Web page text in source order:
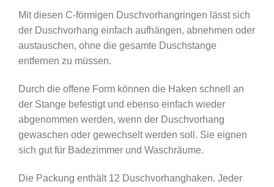
Mit diesen C-förmigen Duschvorhangringen lässt sich
der Duschvorhang einfach aufhängen, abnehmen oder
austauschen, ohne die gesamte Duschstange
entfernen zu müssen.
Durch die offene Form können die Haken schnell an
der Stange befestigt und ebenso einfach wieder
abgenommen werden, wenn der Duschvorhang
gewaschen oder gewechselt werden soll. Sie eignen
sich gut für Badezimmer und Waschräume.
Die Packung enthält 12 Duschvorhanghaken. Jeder